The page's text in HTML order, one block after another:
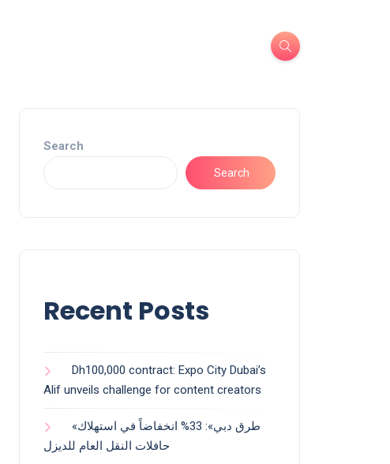
Search
Search
Recent Posts
Dh100,000 contract: Expo City Dubai’s
Alif unveils challenge for content creators
«طرق دبي»: 33% انخفاضاً في استهلاك
حافلات النقل العام للديزل